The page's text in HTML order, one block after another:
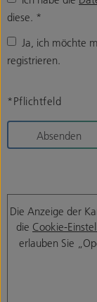
diese. *
Ja, ich möchte
registrieren.
*Pflichtfeld
Absenden
Die Anzeige der
die Cookie-
erlauben Sie